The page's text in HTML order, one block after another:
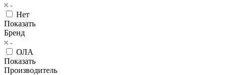
Нет
Показать
Бренд
ОЛА
Показать
Производитель